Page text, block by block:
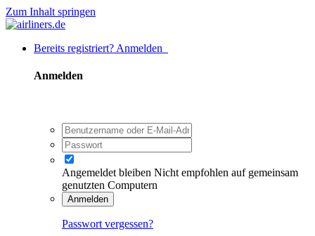
Zum Inhalt springen
Bereits registriert? Anmelden
Anmelden
Angemeldet bleiben Nicht empfohlen auf gemeinsam
genutzten Computern
Anmelden
Passwort vergessen?